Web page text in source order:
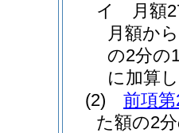
イ
月額
月額か
の2分の
に加算
(2)
前項
た額の2